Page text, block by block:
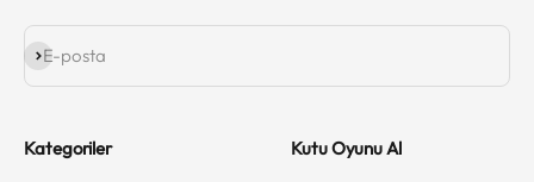
E-posta
Abone ol
Kategoriler Kutu Oyunu Al